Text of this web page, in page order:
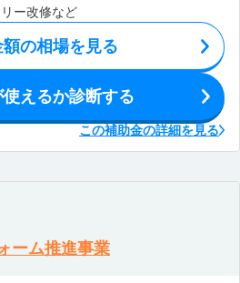
ー改修など
の相場を見る
えるか診断する
この補助金の詳細を見る
ーム推進事業